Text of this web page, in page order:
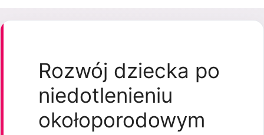
Rozwój dziecka po
niedotlenieniu
okołoporodowym